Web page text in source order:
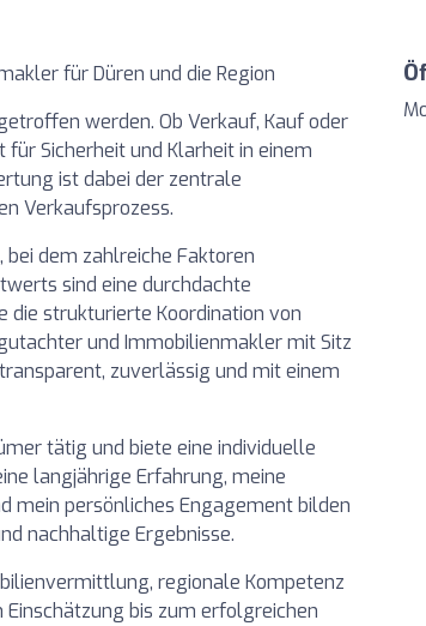
für Düren und die Region
werden. Ob Verkauf, Kauf oder
Sicherheit und Klarheit in einem
ist dabei der zentrale
Verkaufsprozess.
dem zahlreiche Faktoren
sind eine durchdachte
die strukturierte Koordination von
und Immobilienmakler mit Sitz
zuverlässig und mit einem
tätig und biete eine individuelle
langjährige Erfahrung, meine
mein persönliches Engagement bilden
nachhaltige Ergebnisse.
regionale Kompetenz
bis zum erfolgreichen